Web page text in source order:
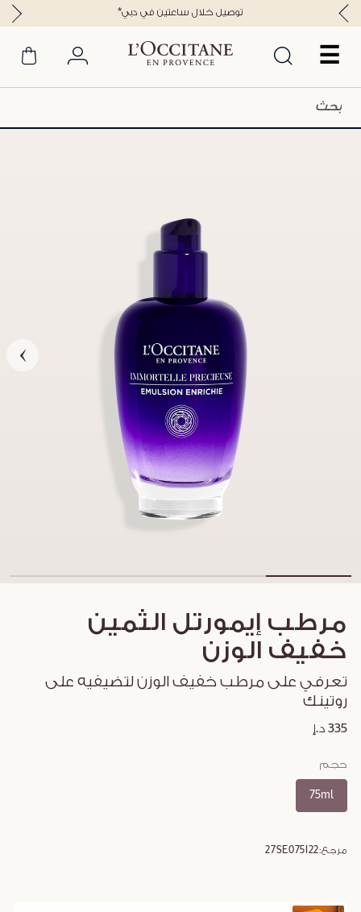
☰
*توصيل خلال ساعتين في دبي
مرطب إيمورتل الثمين
خفيف الوزن
تعرفي على مرطب خفيف الوزن لتضيفيه على
روتينك
335 د.إ
حجم
75ml
مرجع:27SE075I22